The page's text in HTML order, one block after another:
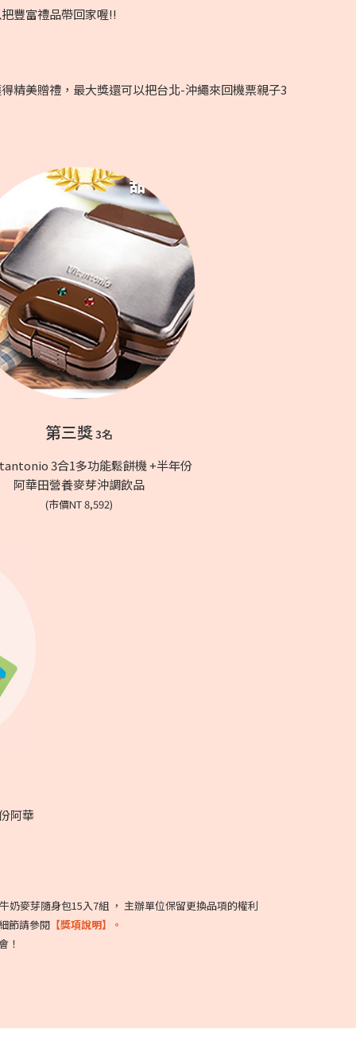
豐富禮品帶回家喔!!
精美贈禮，最大獎還可以把台北-沖繩來回機票親子3
第三獎3名
3合1多功能鬆餅機 +半年份
阿華田營養麥芽沖調飲品
(市價NT 8,592)
阿華
奶麥芽隨身包15入7組 ， 主辦單位保留更換品項的權利
節請參閱 【獎項說明】。
！